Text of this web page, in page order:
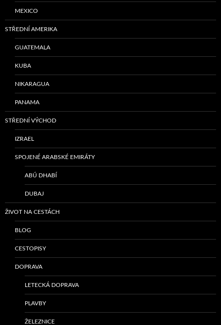
MEXICO
STŘEDNÍ AMERIKA
GUATEMALA
KUBA
NIKARAGUA
PANAMA
STŘEDNÍ VÝCHOD
IZRAEL
SPOJENÉ ARABSKÉ EMIRÁTY
ABÚ DHABÍ
DUBAJ
ŽIVOT NA CESTÁCH
BLOG
CESTOPISY
DOPRAVA
LETECKÁ DOPRAVA
PLAVBY
ŽELEZNICE